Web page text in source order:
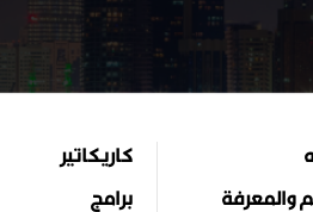
والمعرفة
كاريكاتير
برامج